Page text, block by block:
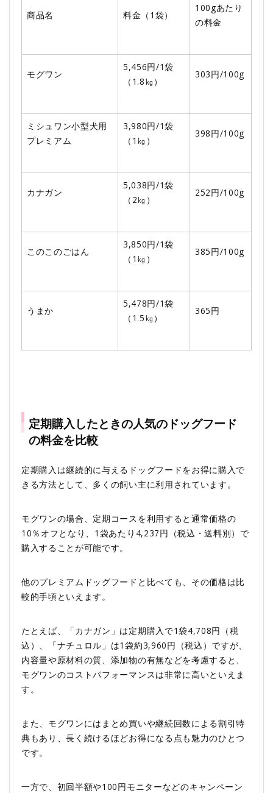
商品名 料金（1袋）
100gあたり
の料金
モグワン
5,456円/1袋
（1.8㎏）
303円/100g
ミシュワン小型犬用
プレミアム
3,980円/1袋
（1㎏）
398円/100g
カナガン
5,038円/1袋
（2㎏）
252円/100g
このこのごはん
3,850円/1袋
（1㎏）
385円/100g
うまか
5,478円/1袋
（1.5㎏）
365円
定期購入したときの人気のドッグフード
の料金を比較
定期購入は継続的に与えるドッグフードをお得に購入で
きる方法として、多くの飼い主に利用されています。
モグワンの場合、定期コースを利用すると通常価格の
10％オフとなり、1袋あたり4,237円（税込・送料別）で
購入することが可能です。
他のプレミアムドッグフードと比べても、その価格は比
較的手頃といえます。
たとえば、「カナガン」は定期購入で1袋4,708円（税
込）、「ナチュロル」は1袋約3,960円（税込）ですが、
内容量や原材料の質、添加物の有無などを考慮すると、
モグワンのコストパフォーマンスは非常に高いといえま
す。
また、モグワンにはまとめ買いや継続回数による割引特
典もあり、長く続けるほどお得になる点も魅力のひとつ
です。
一方で、初回半額や100円モニターなどのキャンペーン